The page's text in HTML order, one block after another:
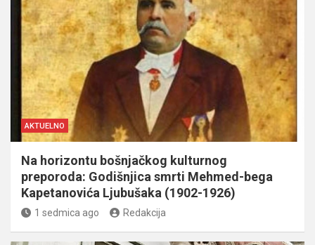
AKTUELNO
Na horizontu bošnjačkog kulturnog
preporoda: Godišnjica smrti Mehmed-bega
Kapetanovića Ljubušaka (1902-1926)
1 sedmica ago Redakcija